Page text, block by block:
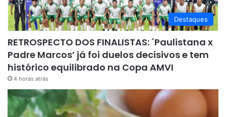
Destaques
RETROSPECTO DOS FINALISTAS: ´Paulistana x
Padre Marcos’ já foi duelos decisivos e tem
histórico equilibrado na Copa AMVI
4 horas atrás